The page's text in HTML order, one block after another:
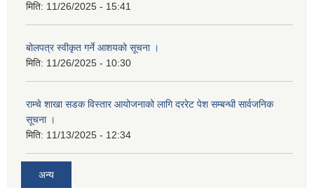
मिति: 11/26/2025 - 15:41
बोलपत्र स्वीकृत गर्ने आशयको सूचना ।
मिति: 11/26/2025 - 10:30
राम्चे शाखा सडक विस्तार आयोजनाको लागि दररेट पेश सम्बन्धी सार्वजनिक
सूचना ।
मिति: 11/13/2025 - 12:34
अन्य